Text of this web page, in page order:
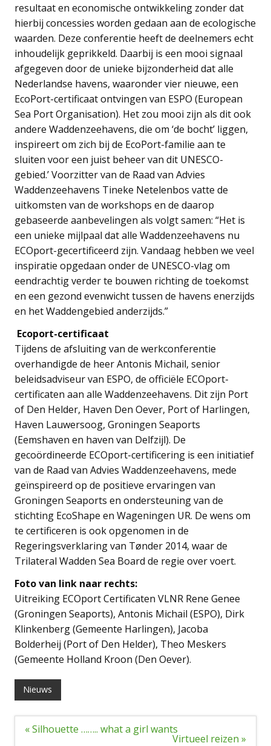
resultaat en economische ontwikkeling zonder dat
hierbij concessies worden gedaan aan de ecologische
waarden. Deze conferentie heeft de deelnemers echt
inhoudelijk geprikkeld. Daarbij is een mooi signaal
afgegeven door de unieke bijzonderheid dat alle
Nederlandse havens, waaronder vier nieuwe, een
EcoPort-certificaat ontvingen van ESPO (European
Sea Port Organisation). Het zou mooi zijn als dit ook
andere Waddenzeehavens, die om ‘de bocht’ liggen,
inspireert om zich bij de EcoPort-familie aan te
sluiten voor een juist beheer van dit UNESCO-
gebied.’ Voorzitter van de Raad van Advies
Waddenzeehavens Tineke Netelenbos vatte de
uitkomsten van de workshops en de daarop
gebaseerde aanbevelingen als volgt samen: “Het is
een unieke mijlpaal dat alle Waddenzeehavens nu
ECOport-gecertificeerd zijn. Vandaag hebben we veel
inspiratie opgedaan onder de UNESCO-vlag om
eendrachtig verder te bouwen richting de toekomst
en een gezond evenwicht tussen de havens enerzijds
en het Waddengebied anderzijds.”
Ecoport-certificaat
Tijdens de afsluiting van de werkconferentie
overhandigde de heer Antonis Michail, senior
beleidsadviseur van ESPO, de officiële ECOport-
certificaten aan alle Waddenzeehavens. Dit zijn Port
of Den Helder, Haven Den Oever, Port of Harlingen,
Haven Lauwersoog, Groningen Seaports
(Eemshaven en haven van Delfzijl). De
gecoördineerde ECOport-certificering is een initiatief
van de Raad van Advies Waddenzeehavens, mede
geïnspireerd op de positieve ervaringen van
Groningen Seaports en ondersteuning van de
stichting EcoShape en Wageningen UR. De wens om
te certificeren is ook opgenomen in de
Regeringsverklaring van Tønder 2014, waar de
Trilateral Wadden Sea Board de regie over voert.
Foto van link naar rechts:
Uitreiking ECOport Certificaten VLNR Rene Genee
(Groningen Seaports), Antonis Michail (ESPO), Dirk
Klinkenberg (Gemeente Harlingen), Jacoba
Bolderheij (Port of Den Helder), Theo Meskers
(Gemeente Holland Kroon (Den Oever).
Nieuws
Bericht
« Silhouette …….. what a girl wants
Virtueel reizen »